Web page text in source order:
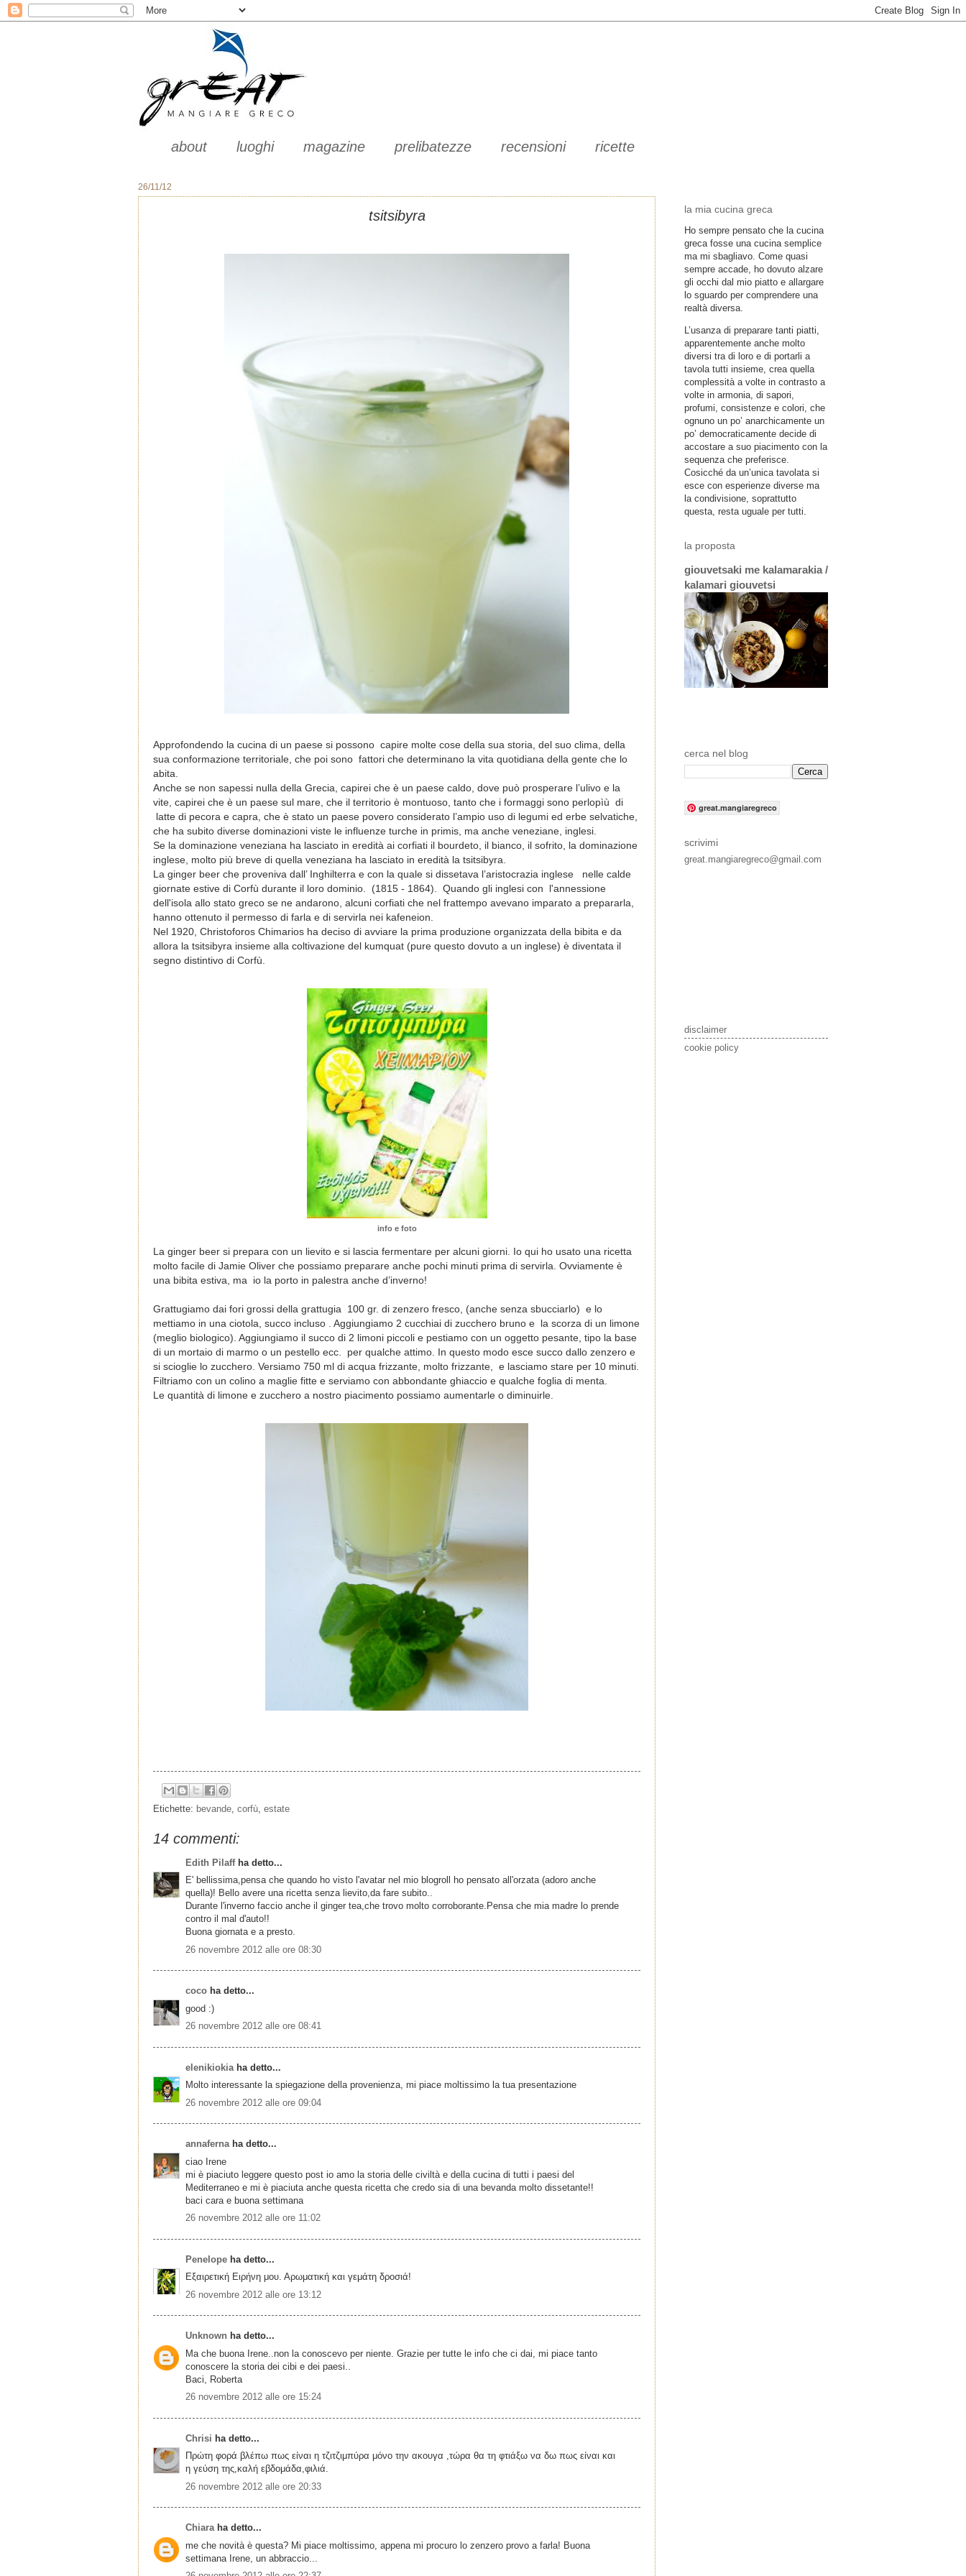
about luoghi magazine prelibatezze recensioni ricette
26/11/12
tsitsibyra
Approfondendo la cucina di un paese si possono capire molte cose della sua storia, del suo clima, della
sua conformazione territoriale, che poi sono fattori che determinano la vita quotidiana della gente che lo
abita.
Anche se non sapessi nulla della Grecia, capirei che è un paese caldo, dove può prosperare l’ulivo e la
vite, capirei che è un paese sul mare, che il territorio è montuoso, tanto che i formaggi sono perlopìù di
latte di pecora e capra, che è stato un paese povero considerato l’ampio uso di legumi ed erbe selvatiche,
che ha subito diverse dominazioni viste le influenze turche in primis, ma anche veneziane, inglesi.
Se la dominazione veneziana ha lasciato in eredità ai corfiati il bourdeto, il bianco, il sofrito, la dominazione
inglese, molto più breve di quella veneziana ha lasciato in eredità la tsitsibyra.
La ginger beer che proveniva dall’ Inghilterra e con la quale si dissetava l’aristocrazia inglese nelle calde
giornate estive di Corfù durante il loro dominio. (1815 - 1864). Quando gli inglesi con l'annessione
dell'isola allo stato greco se ne andarono, alcuni corfiati che nel frattempo avevano imparato a prepararla,
hanno ottenuto il permesso di farla e di servirla nei kafeneion.
Nel 1920, Christoforos Chimarios ha deciso di avviare la prima produzione organizzata della bibita e da
allora la tsitsibyra insieme alla coltivazione del kumquat (pure questo dovuto a un inglese) è diventata il
segno distintivo di Corfù.
info e foto
La ginger beer si prepara con un lievito e si lascia fermentare per alcuni giorni. Io qui ho usato una ricetta
molto facile di Jamie Oliver che possiamo preparare anche pochi minuti prima di servirla. Ovviamente è
una bibita estiva, ma
io la porto in palestra anche d’inverno!
Grattugiamo dai fori grossi della grattugia 100 gr. di zenzero fresco, (anche senza sbucciarlo) e lo
mettiamo in una ciotola, succo incluso . Aggiungiamo 2 cucchiai di zucchero bruno e la scorza di un limone
(meglio biologico). Aggiungiamo il succo di 2 limoni piccoli e pestiamo con un oggetto pesante, tipo la base
di un mortaio di marmo o un pestello ecc. per qualche attimo. In questo modo esce succo dallo zenzero e
si scioglie lo zucchero. Versiamo 750 ml di acqua frizzante, molto frizzante, e lasciamo stare per 10 minuti.
Filtriamo con un colino a maglie fitte e serviamo con abbondante ghiaccio e qualche foglia di menta.
Le quantità di limone e zucchero a nostro piacimento possiamo aumentarle o diminuirle.
Etichette: bevande, corfù, estate
14 commenti:
Edith Pilaffha detto...
E' bellissima,pensa che quando ho visto l'avatar nel mio blogroll ho pensato all'orzata (adoro anche
quella)! Bello avere una ricetta senza lievito,da fare subito..
Durante l'inverno faccio anche il ginger tea,che trovo molto corroborante.Pensa che mia madre lo prende
contro il mal d'auto!!
Buona giornata e a presto.
26 novembre 2012 alle ore 08:30
coco ha detto...
good :)
26 novembre 2012 alle ore 08:41
elenikiokia ha detto...
Molto interessante la spiegazione della provenienza, mi piace moltissimo la tua presentazione
26 novembre 2012 alle ore 09:04
annafernaha detto...
ciao Irene
mi è piaciuto leggere questo post io amo la storia delle civiltà e della cucina di tutti i paesi del
Mediterraneo e mi è piaciuta anche questa ricetta che credo sia di una bevanda molto dissetante!!
baci cara e buona settimana
26 novembre 2012 alle ore 11:02
Penelope ha detto...
Εξαιρετική Ειρήνη μου. Αρωματική και γεμάτη δροσιά!
26 novembre 2012 alle ore 13:12
Unknown ha detto...
Ma che buona Irene..non la conoscevo per niente. Grazie per tutte le info che ci dai, mi piace tanto
conoscere la storia dei cibi e dei paesi..
Baci, Roberta
26 novembre 2012 alle ore 15:24
Chrisi ha detto...
Πρώτη φορά βλέπω πως είναι η τζιτζιμπύρα μόνο την ακουγα ,τώρα θα τη φτιάξω να δω πως είναι και
η γεύση της,καλή εβδομάδα,φιλιά.
26 novembre 2012 alle ore 20:33
Chiara ha detto...
me che novità è questa? Mi piace moltissimo, appena mi procuro lo zenzero provo a farla! Buona
settimana Irene, un abbraccio...
la mia cucina greca
Ho sempre pensato che la cucina
greca fosse una cucina semplice
ma mi sbagliavo. Come quasi
sempre accade, ho dovuto alzare
gli occhi dal mio piatto e allargare
lo sguardo per comprendere una
realtà diversa.
L’usanza di preparare tanti piatti,
apparentemente anche molto
diversi tra di loro e di portarli a
tavola tutti insieme, crea quella
complessità a volte in contrasto a
volte in armonia, di sapori,
profumi, consistenze e colori, che
ognuno un po’ anarchicamente un
po’ democraticamente decide di
accostare a suo piacimento con la
sequenza che preferisce.
Cosicché da un’unica tavolata si
esce con esperienze diverse ma
la condivisione, soprattutto
questa, resta uguale per tutti.
la proposta
giouvetsaki me kalamarakia /
kalamari giouvetsi
cerca nel blog
great.mangiaregreco
scrivimi
great.mangiaregreco@gmail.com
disclaimer
cookie policy